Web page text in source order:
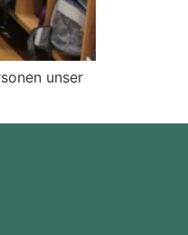
unser